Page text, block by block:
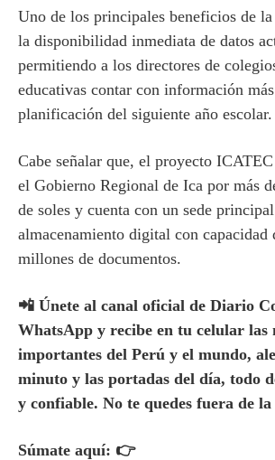
Uno de los principales beneficios de
la disponibilidad inmediata de datos
permitiendo a los directores de
educativas contar con información
planificación del siguiente año escolar.
Cabe señalar que, el proyecto
el Gobierno Regional de Ica por más
de soles y cuenta con un sede
almacenamiento digital con capacidad
millones de documentos.
📲 Únete al canal oficial de Diario
WhatsApp y recibe en tu celular las
importantes del Perú y el mundo,
minuto y las portadas del día, todo
y confiable. No te quedes fuera de
Súmate aquí: 👉